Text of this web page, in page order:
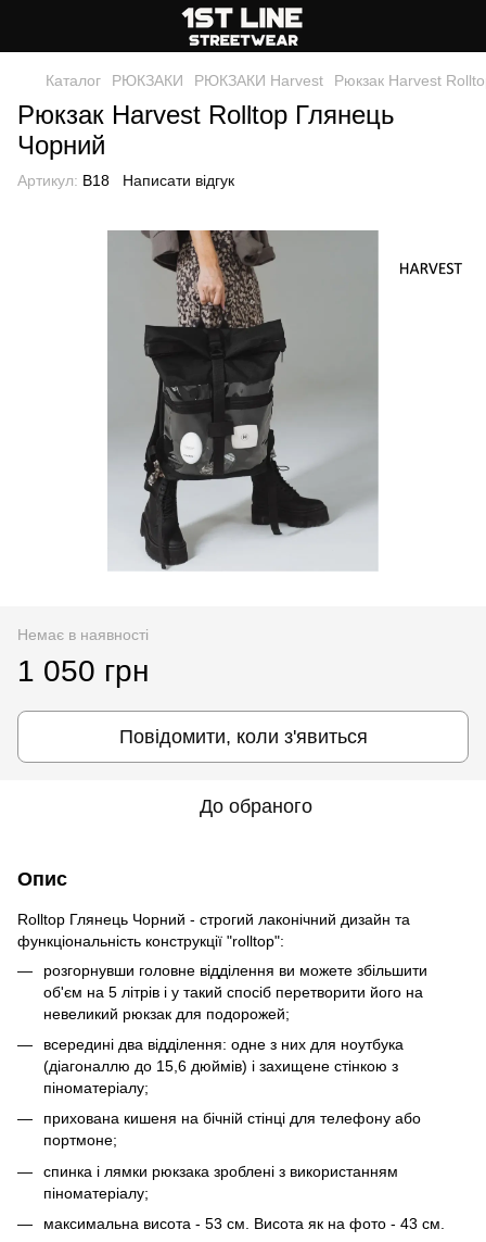
Каталог РЮКЗАКИ РЮКЗАКИ Harvest Рюкзак Harvest
Рюкзак Harvest Rolltop Глянець
Чорний
Артикул: B18 Написати відгук
Немає в наявності
1 050 грн
Повідомити, коли з'явиться
До обраного
Опис
Rolltop Глянець Чорний - строгий лаконічний дизайн та
функціональність конструкції "rolltop":
розгорнувши головне відділення ви можете збільшити
об'єм на 5 літрів і у такий спосіб перетворити його на
невеликий рюкзак для подорожей;
всередині два відділення: одне з них для ноутбука
(діагоналлю до 15,6 дюймів) і захищене стінкою з
піноматеріалу;
прихована кишеня на бічній стінці для телефону або
портмоне;
cпинка і лямки рюкзака зроблені з використанням
піноматеріалу;
максимальна висота - 53 см. Висота як на фото - 43 см.